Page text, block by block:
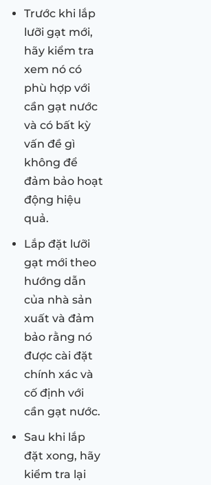
Trước khi lắp
lưỡi gạt mới,
hãy kiểm tra
xem nó có
phù hợp với
cần gạt nước
và có bất kỳ
vấn đề gì
không để
đảm bảo hoạt
động hiệu
quả.
Lắp đặt lưỡi
gạt mới theo
hướng dẫn
của nhà sản
xuất và đảm
bảo rằng nó
được cài đặt
chính xác và
cố định với
cần gạt nước.
Sau khi lắp
đặt xong, hãy
kiểm tra lại